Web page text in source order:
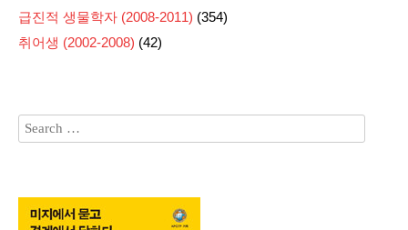
급진적 생물학자 (2008-2011) (354)
취어생 (2002-2008) (42)